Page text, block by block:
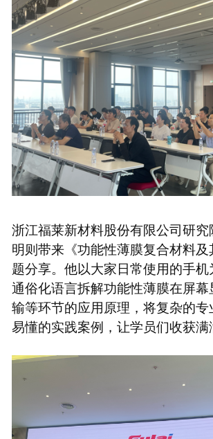
浙江福莱新材料股份有限公司研
明则带来《功能性薄膜复合材料
题分享。他以大家日常使用的手
通俗化语言拆解功能性薄膜在屏
输等环节的应用原理，将复杂的
易懂的实践案例，让学员们收获满